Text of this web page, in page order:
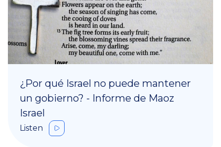
¿Por qué Israel no puede mantener
un gobierno? - Informe de Maoz
Israel
Listen